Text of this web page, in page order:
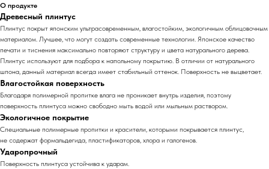
О продукте
Древесный плинтус
Плинтус покрыт японским ультрасовременным, влагостойким, экологичным облицовочным
материалом. Лучшее, что могут создать современные технологии. Японское качество
печати и тиснения максимально повторяют структуру и цвета натурального дерева.
Плинтус используют для подбора к напольному покрытию. В отличии от натурального
шпона, данный материал всегда имеет стабильный оттенок. Поверхность не выцветает.
Влагостойкая поверхность
Благодаря полимерной пропитке влага не проникает внутрь изделия, поэтому
поверхность плинтуса можно свободно мыть водой или мыльным раствором.
Экологичное покрытие
Специальные полимерные пропитки и красители, которыми покрывается плинтус,
не содержат формальдегида, пластификаторов, хлора и галогенов.
Ударопрочный
Поверхность плинтуса устойчива к ударам.